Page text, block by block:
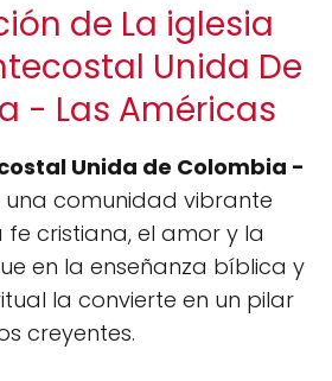
de La iglesia
Unida De
- Las Américas
Unida de Colombia -
una comunidad vibrante
cristiana, el amor y la
en la enseñanza bíblica y
la convierte en un pilar
creyentes.